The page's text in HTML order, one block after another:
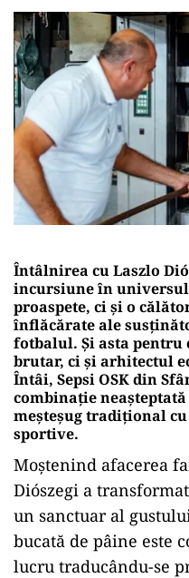
Întâlnirea cu Laszlo
incursiune în
proaspete, ci și o
înflăcărate ale
fotbalul. Și asta pentru
brutar, ci și arhitectul
Întâi, Sepsi OSK din
combinație
meșteșug tradițional
sportive.
Moștenind afacerea
Diószegi a
un sanctuar al
bucată de pâine este
lucru traducându-se